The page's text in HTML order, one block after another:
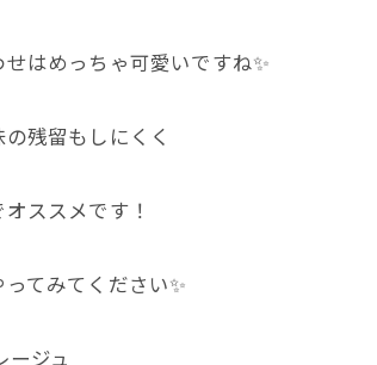
はめっちゃ可愛いですね✨
残留もしにくく
ススメです！
てみてください✨
ージュ